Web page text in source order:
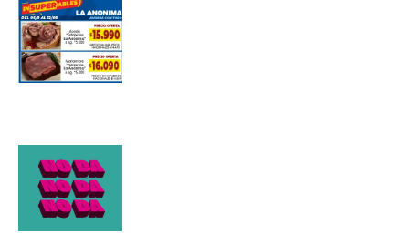
Dirección de correo electrónico
Apellidos
Número de teléfono